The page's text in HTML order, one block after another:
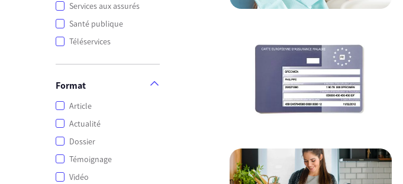
Services aux assurés
Santé publique
Téléservices
Format
Article
Actualité
Dossier
Témoignage
Vidéo